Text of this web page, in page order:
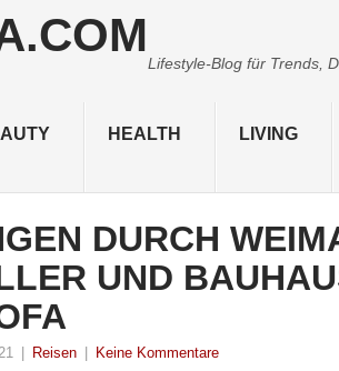
Lifestyle-Blog für Trends,
HEALTH LIVING
DURCH
UND
Reisen Keine Kommentare